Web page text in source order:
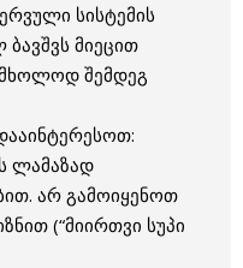
სისტემის
ბავშვს მიეცით
შემდეგ
ლამაზად
არ გამოიყენოთ
(“მიირთვი სუპი